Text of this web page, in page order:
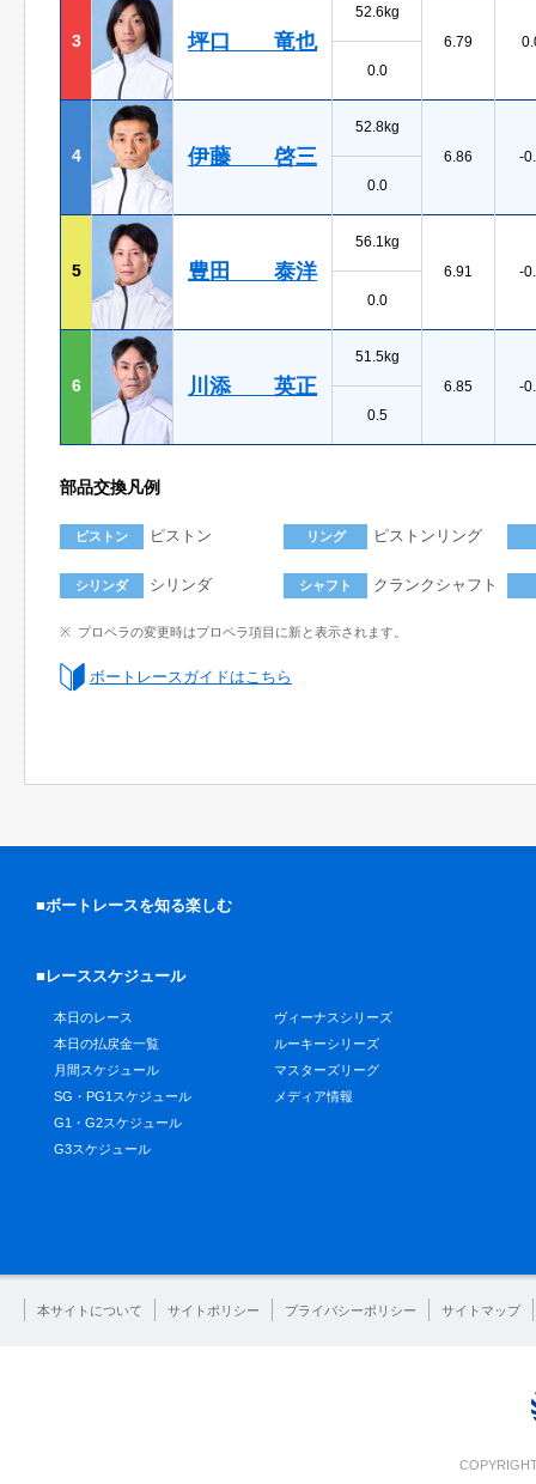
3 坪口 竜也
52.6kg
6.79
0.0
4 伊藤 啓三
52.8kg
6.86
-
0.0
5 豊田 泰洋
56.1kg
6.91
-
0.0
6 川添 英正
51.5kg
6.85
-
0.5
部品交換凡例
ピストン ピストン リング ピストンリング
シリンダ シリンダ シャフト クランクシャフト
プロペラの変更時はプロペラ項目に新と表示されます。
ボートレースガイドはこちら
■ボートレースを知る楽しむ
■レーススケジュール
本日のレース
本日の払戻金一覧
月間スケジュール
SG・PG1スケジュール
G1・G2スケジュール
G3スケジュール
ヴィーナスシリーズ
ルーキーシリーズ
マスターズリーグ
メディア情報
本サイトについて サイトポリシー プライバシーポリシー サイトマップ